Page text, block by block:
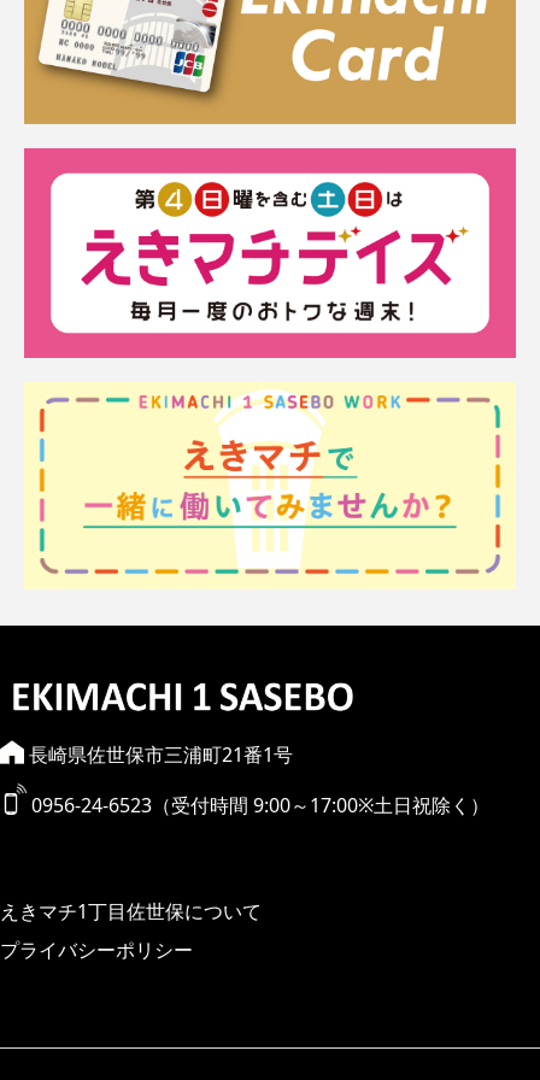
長崎県佐世保市三浦町21番1号
0956-24-6523（受付時間 9:00～17:00※土日祝除く）
えきマチ1丁目佐世保について
プライバシーポリシー